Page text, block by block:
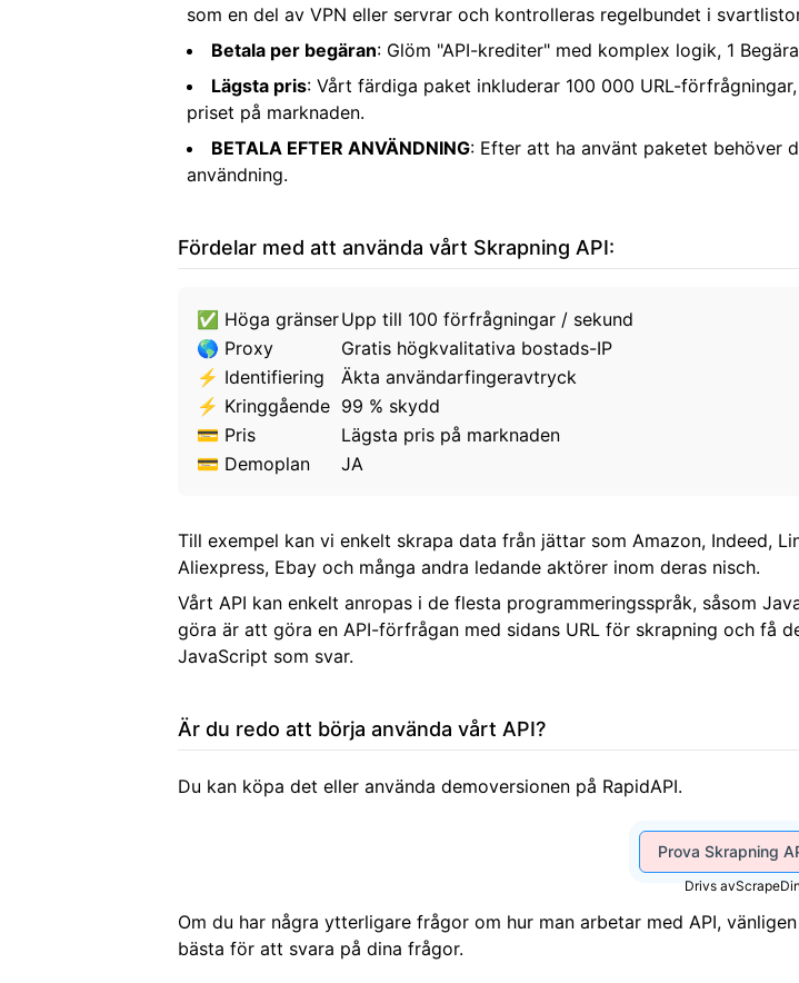
som en del av VPN eller servrar och kontrolleras regelbundet i
Betala per begäran: Glöm "API-krediter" med komplex logik, 1
Lägsta pris: Vårt färdiga paket inkluderar 100 000 URL-
priset på marknaden.
BETALA EFTER ANVÄNDNING: Efter att ha använt paketet behöver
användning.
Fördelar med att använda vårt Skrapning API:
✅ Höga gränserUpp till 100 förfrågningar / sekund
🌎 Proxy
Gratis högkvalitativa bostads-IP
⚡ Identifiering
Äkta användarfingeravtryck
⚡ Kringgående 99 % skydd
💳 Pris
Lägsta pris på marknaden
💳 Demoplan JA
Till exempel kan vi enkelt skrapa data från jättar som Amazon, Indeed,
Aliexpress, Ebay och många andra ledande aktörer inom deras nisch.
Vårt API kan enkelt anropas i de flesta programmeringsspråk, såsom
göra är att göra en API-förfrågan med sidans URL för skrapning och få
JavaScript som svar.
Är du redo att börja använda vårt API?
Du kan köpa det eller använda demoversionen på RapidAPI.
Prova Skrapning
Drivs av
Om du har några ytterligare frågor om hur man arbetar med API,
bästa för att svara på dina frågor.